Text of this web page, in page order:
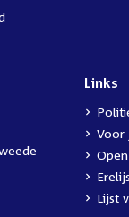
Links
Voor
Lijst